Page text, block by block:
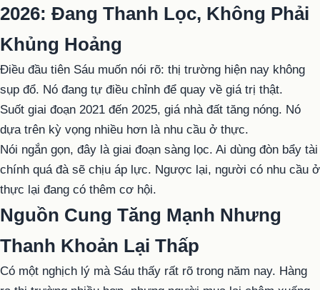
2026: Đang Thanh Lọc, Không Phải
Khủng Hoảng
Điều đầu tiên Sáu muốn nói rõ: thị trường hiện nay không
sụp đổ. Nó đang tự điều chỉnh để quay về giá trị thật.
Suốt giai đoạn 2021 đến 2025, giá nhà đất tăng nóng. Nó
dựa trên kỳ vọng nhiều hơn là nhu cầu ở thực.
Nói ngắn gọn, đây là giai đoạn sàng lọc. Ai dùng đòn bẩy tài
chính quá đà sẽ chịu áp lực. Ngược lại, người có nhu cầu ở
thực lại đang có thêm cơ hội.
Nguồn Cung Tăng Mạnh Nhưng
Thanh Khoản Lại Thấp
Có một nghịch lý mà Sáu thấy rất rõ trong năm nay. Hàng